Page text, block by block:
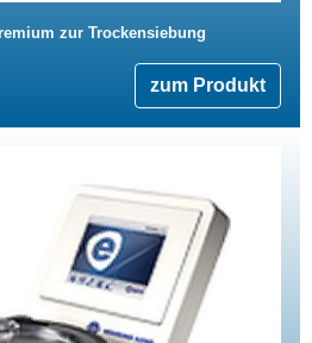
zur Trockensiebung
zum Produkt